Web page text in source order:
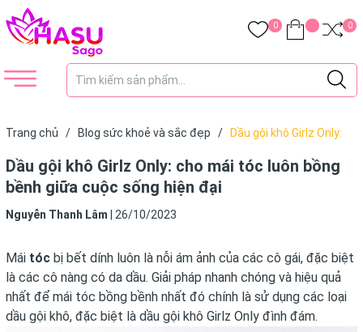
0 0
Trang chủ / Blog sức khoẻ và sắc đẹp /
Dầu gội khô Girlz Only:
Dầu gội khô Girlz Only: cho mái tóc luôn bồng
bềnh giữa cuộc sống hiện đại
Nguyễn Thanh Lâm 26/10/2023
Mái tóc bị bết dính luôn là nỗi ám ảnh của các cô gái, đặc biệt
là các cô nàng có da dầu. Giải pháp nhanh chóng và hiệu quả
nhất để mái tóc bồng bềnh nhất đó chính là sử dụng các loại
dầu gội khô, đặc biệt là dầu gội khô Girlz Only đình đám.